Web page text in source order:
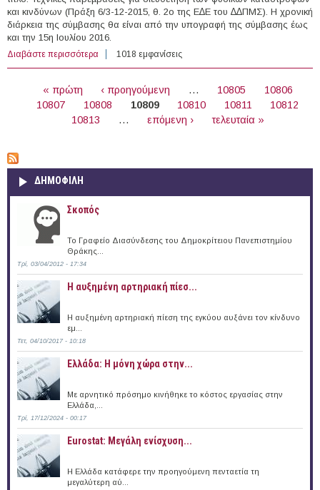
και κινδύνων (Πράξη 6/3-12-2015, θ. 2ο της Ε∆Ε του ∆∆ΠΜΣ). Η χρονική
διάρκεια της σύµβασης θα είναι από την υπογραφή της σύµβασης έως
και την 15η Ιουλίου 2016.
Διαβάστε περισσότερα για 1 άτομο με Σύμβαση Μίσθωσης Έργου στο Τ.Ε.Ι.
Ανατολικής Μακεδονίας & Θράκης
1018 εμφανίσεις
« πρώτη ‹ προηγούμενη … 10805
10806
10807
10808 10809 10810 10811
10812
10813
… επόμενη › τελευταία »
ΔΗΜΟΦΙΛΗ
Σκοπός
Το Γραφείο Διασύνδεσης του Δημοκρίτειου Πανεπιστημίου
Θράκης...
Τρί, 03/04/2012 - 17:34
Η αυξημένη αρτηριακή πίεσ...
Η αυξημένη αρτηριακή πίεση της εγκύου αυξάνει τον κίνδυνο
εμ...
Τετ, 04/10/2017 - 10:18
Ελλάδα: Η μόνη χώρα στην...
Με αρνητικό πρόσημο κινήθηκε το κόστος εργασίας στην
Ελλάδα,...
Τρί, 17/12/2024 - 00:17
Eurostat: Μεγάλη ενίσχυση...
H Ελλάδα κατάφερε την προηγούμενη πενταετία τη
μεγαλύτερη αύ...